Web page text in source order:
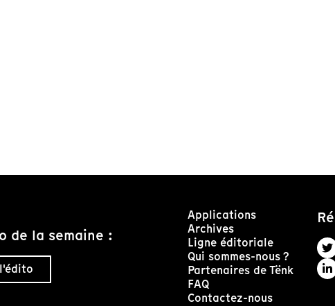
de la semaine :
Applications
Archives
Ligne éditoriale
Qui sommes-nous ?
Partenaires de Tënk
FAQ
Contactez-nous